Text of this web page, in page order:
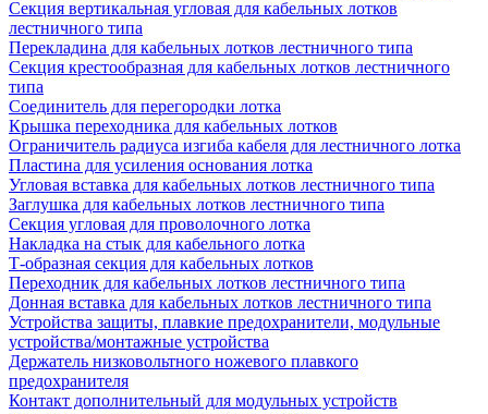
Секция вертикальная угловая для кабельных лотков
лестничного типа
Перекладина для кабельных лотков лестничного типа
Секция крестообразная для кабельных лотков лестничного
типа
Соединитель для перегородки лотка
Крышка переходника для кабельных лотков
Ограничитель радиуса изгиба кабеля для лестничного лотка
Пластина для усиления основания лотка
Угловая вставка для кабельных лотков лестничного типа
Заглушка для кабельных лотков лестничного типа
Секция угловая для проволочного лотка
Накладка на стык для кабельного лотка
Т-образная секция для кабельных лотков
Переходник для кабельных лотков лестничного типа
Донная вставка для кабельных лотков лестничного типа
Устройства защиты, плавкие предохранители, модульные
устройства/монтажные устройства
Держатель низковольтного ножевого плавкого
предохранителя
Контакт дополнительный для модульных устройств